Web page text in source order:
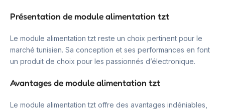
Présentation de module alimentation tzt
Le module alimentation tzt reste un choix pertinent pour le
marché tunisien. Sa conception et ses performances en font
un produit de choix pour les passionnés d’électronique.
Avantages de module alimentation tzt
Le module alimentation tzt offre des avantages indéniables,